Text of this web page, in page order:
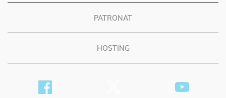
PATRONAT
HOSTING